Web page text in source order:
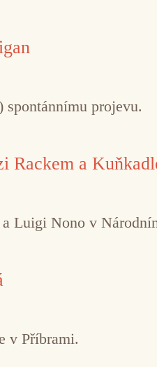
projevu.
Rackem a
Luigi Nono v
v Příbrami.